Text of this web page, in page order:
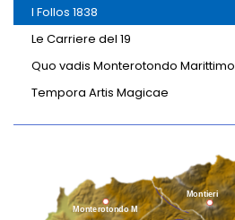
I Follos 1838
Le Carriere del 19
Quo vadis Monterotondo Marittimo
Tempora Artis Magicae
Montieri
Monterotondo M